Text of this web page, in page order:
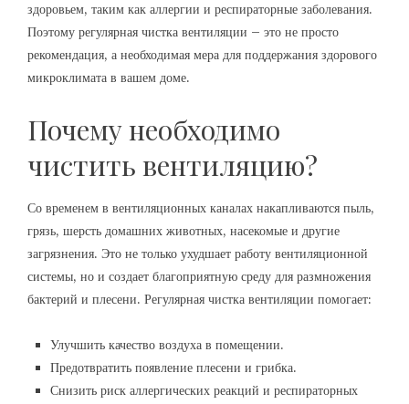
здоровьем, таким как аллергии и респираторные заболевания.
Поэтому регулярная чистка вентиляции – это не просто
рекомендация, а необходимая мера для поддержания здорового
микроклимата в вашем доме.
Почему необходимо
чистить вентиляцию?
Со временем в вентиляционных каналах накапливаются пыль,
грязь, шерсть домашних животных, насекомые и другие
загрязнения. Это не только ухудшает работу вентиляционной
системы, но и создает благоприятную среду для размножения
бактерий и плесени. Регулярная чистка вентиляции помогает:
Улучшить качество воздуха в помещении.
Предотвратить появление плесени и грибка.
Снизить риск аллергических реакций и респираторных